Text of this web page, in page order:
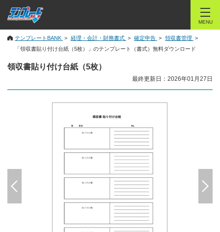
MENU
テンプレートBANK 経理・会計・財務書式 確定申告
領収書管理
「領収書貼り付け台紙（5枚）」のテンプレート（書式）無料ダウンロード
領収書貼り付け台紙（5枚）
最終更新日：2026年01月27日